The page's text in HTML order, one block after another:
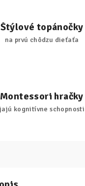
Štýlové topánočky
na prvú chôdzu dieťaťa
Montessori hračky
kognitívne